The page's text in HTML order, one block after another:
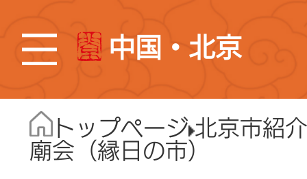
中国・北京
トップページ 北京市紹
廟会（縁日の市）